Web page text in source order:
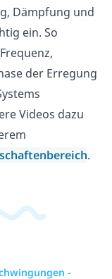
Dämpfung und
ein. So
der Erregung
Videos dazu
.
-